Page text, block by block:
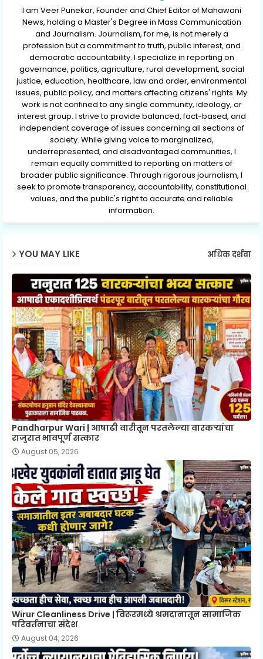
I am Veer Punekar, Founder and Chief Editor of Mahawani
News, holding a Master's Degree in Mass Communication
and Journalism. Journalism, for me, is not merely a
profession but a commitment to truth, public interest, and
democratic accountability. I specialize in reporting on
governance, politics, agriculture, rural development, social
justice, education, healthcare, law and order, environmental
issues, public policy, and matters affecting citizens' rights. My
work is not confined to any single community, ideology, or
interest group. I strive to provide balanced, fact-based, and
independent coverage of issues concerning all sections of
society. While giving voice to marginalized,
underrepresented, and disadvantaged communities, I
remain equally committed to reporting on matters of
broader public significance. Through rigorous journalism, I
seek to promote transparency, accountability, constitutional
values, and the public's right to accurate and reliable
information.
YOU MAY LIKE अधिक दर्शवा
Pandharpur Wari | आषाढी वारीतून परतलेल्या वारकऱ्यांचा
राजुरात भावपूर्ण सत्कार
August 05, 2026
Wirur Cleanliness Drive | विरूरमध्ये श्रमदानातून सामाजिक
परिवर्तनाचा संदेश
August 04, 2026